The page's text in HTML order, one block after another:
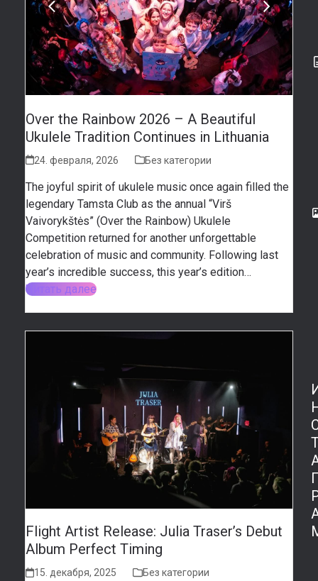
slide
slide
Over the Rainbow 2026 – A Beautiful
Ukulele Tradition Continues in Lithuania
24. февраля, 2026 Без категории
The joyful spirit of ukulele music once again filled the
legendary Tamsta Club as the annual “Virš
Vaivorykštės” (Over the Rainbow) Ukulele
Competition returned for another unforgettable
celebration of music and community. Following last
year’s incredible success, this year’s edition…
Читать далее
Flight Artist Release: Julia Traser’s Debut
Album Perfect Timing
15. декабря, 2025 Без категории